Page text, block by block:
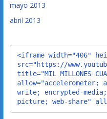
mayo 2013
abril 2013
<iframe width="406"
src="https://
title="MIL MILLONES
allow="accelerometer;
write; encrypted-
picture; web-share"